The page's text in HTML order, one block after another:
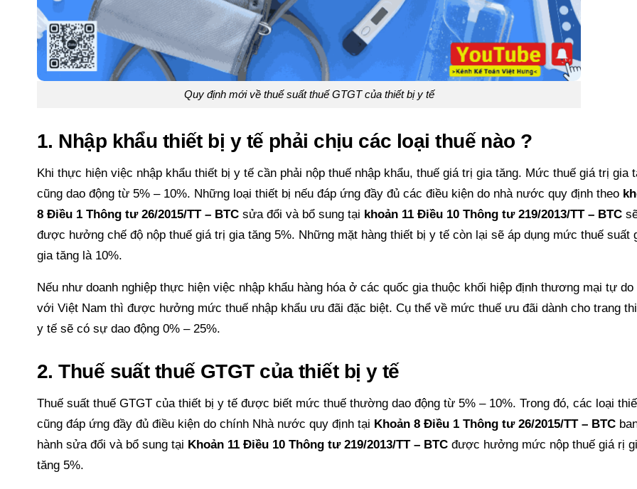
Quy định mới về thuế suất thuế GTGT của thiết bị y tế
1. Nhập khẩu thiết bị y tế phải chịu các loại thuế nào ?
Khi thực hiện việc nhập khẩu thiết bị y tế cần phải nộp thuế nhập khẩu, thuế giá trị gia tăng. Mức thuế giá trị gia
cũng dao động từ 5% – 10%. Những loại thiết bị nếu đáp ứng đầy đủ các điều kiện do nhà nước quy định theo
8 Điều 1 Thông tư 26/2015/TT – BTC sửa đổi và bổ sung tại khoản 11 Điều 10 Thông tư 219/2013/TT – BTC
được hưởng chế độ nộp thuế giá trị gia tăng 5%. Những mặt hàng thiết bị y tế còn lại sẽ áp dụng mức thuế suất
gia tăng là 10%.
Nếu như doanh nghiệp thực hiện việc nhập khẩu hàng hóa ở các quốc gia thuộc khối hiệp định thương mại tự do
với Việt Nam thì được hưởng mức thuế nhập khẩu ưu đãi đặc biệt. Cụ thể về mức thuế ưu đãi dành cho trang
y tế sẽ có sự dao động 0% – 25%.
2. Thuế suất thuế GTGT của thiết bị y tế
Thuế suất thuế GTGT của thiết bị y tế được biết mức thuế thường dao động từ 5% – 10%. Trong đó, các loại
cũng đáp ứng đầy đủ điều kiện do chính Nhà nước quy định tại Khoản 8 Điều 1 Thông tư 26/2015/TT – BTC
hành sửa đổi và bổ sung tại Khoản 11 Điều 10 Thông tư 219/2013/TT – BTC được hưởng mức nộp thuế giá rị
tăng 5%.